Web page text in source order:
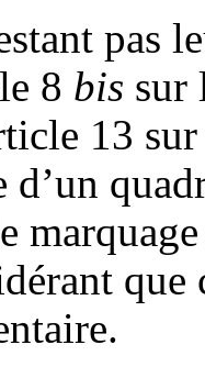
pas
8 bis sur
13